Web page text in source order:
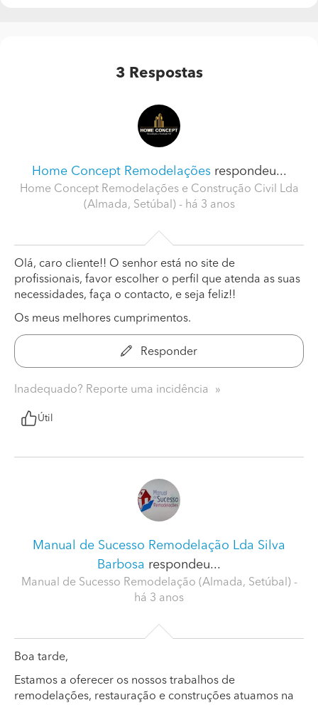
3 Respostas
Home Concept Remodelações respondeu...
Home Concept Remodelações e Construção Civil Lda
(Almada, Setúbal) - há 3 anos
Olá, caro cliente!! O senhor está no site de
profissionais, favor escolher o perfil que atenda as suas
necessidades, faça o contacto, e seja feliz!!
Os meus melhores cumprimentos.
Responder
Inadequado? Reporte uma incidência
Útil
Manual de Sucesso Remodelação Lda Silva
Barbosa respondeu...
Manual de Sucesso Remodelação (Almada, Setúbal) -
há 3 anos
Boa tarde,
Estamos a oferecer os nossos trabalhos de
remodelações, restauração e construções atuamos na